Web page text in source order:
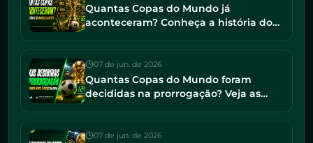
Quantas Copas do Mundo já
aconteceram? Conheça a história do
07 de jun. de 2026
Quantas Copas do Mundo foram
decididas na prorrogação? Veja as
07 de jun. de 2026